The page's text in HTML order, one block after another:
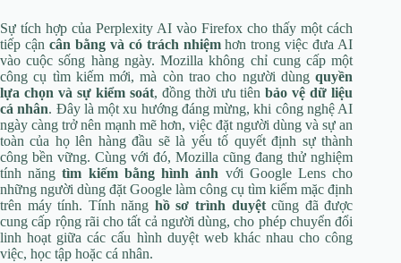
Sự tích hợp của Perplexity AI vào Firefox cho thấy một cách
tiếp cận cân bằng và có trách nhiệmhơn trong việc đưa AI
vào cuộc sống hàng ngày. Mozilla không chỉ cung cấp một
công cụ tìm kiếm mới, mà còn trao cho người dùngquyền
lựa chọn và sự kiểm soát, đồng thời ưu tiênbảo vệ dữ liệu
cá nhân. Đây là một xu hướng đáng mừng, khi công nghệ AI
ngày càng trở nên mạnh mẽ hơn, việc đặt người dùng và sự an
toàn của họ lên hàng đầu sẽ là yếu tố quyết định sự thành
công bền vững. Cùng với đó, Mozilla cũng đang thử nghiệm
tính năngtìm kiếm bằng hình ảnh với Google Lens cho
những người dùng đặt Google làm công cụ tìm kiếm mặc định
trên máy tính. Tính năng hồ sơ trình duyệtcũng đã được
cung cấp rộng rãi cho tất cả người dùng, cho phép chuyển đổi
linh hoạt giữa các cấu hình duyệt web khác nhau cho công
việc, học tập hoặc cá nhân.